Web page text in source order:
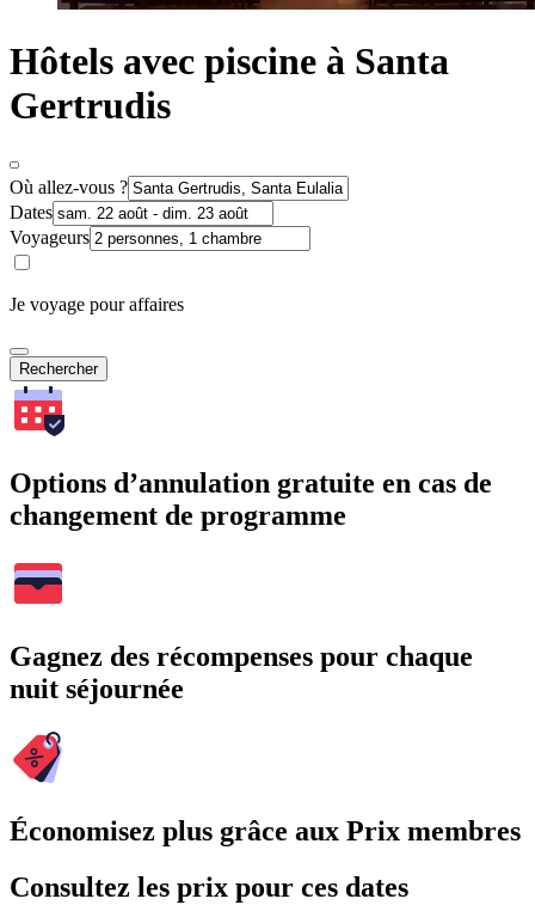
Hôtels avec piscine à Santa
Gertrudis
Où allez-vous ?
Dates
Voyageurs
Je voyage pour affaires
Rechercher
Options d’annulation gratuite en cas de
changement de programme
Gagnez des récompenses pour chaque
nuit séjournée
Économisez plus grâce aux Prix membres
Consultez les prix pour ces dates